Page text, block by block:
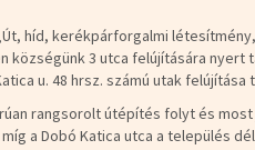
híd, kerékpárforgalmi
községünk 3 utca felújítására nyert
u. 48 hrsz. számú utak felújítása
rangsorolt útépítés folyt és
a Dobó Katica utca a település